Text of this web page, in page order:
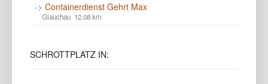
-> Containerdienst Gehrt Max
Glauchau 12.08 km
SCHROTTPLATZ IN: